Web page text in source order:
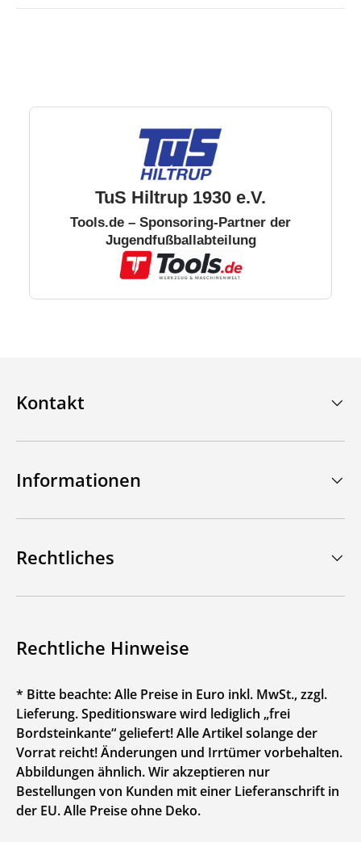
TuS Hiltrup 1930 e.V.
Tools.de – Sponsoring-Partner der
Jugendfußballabteilung
Kontakt
Informationen
Rechtliches
Rechtliche Hinweise
* Bitte beachte: Alle Preise in Euro inkl. MwSt., zzgl.
Lieferung. Speditionsware wird lediglich „frei
Bordsteinkante“ geliefert! Alle Artikel solange der
Vorrat reicht! Änderungen und Irrtümer vorbehalten.
Abbildungen ähnlich. Wir akzeptieren nur
Bestellungen von Kunden mit einer Lieferanschrift in
der EU. Alle Preise ohne Deko.